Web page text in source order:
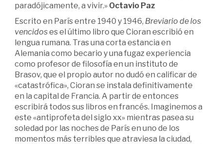
paradójicamente, a vivir.» Octavio Paz
Escrito en París entre 1940 y 1946, Breviario de los
vencidoses el último libro que Cioran escribió en
lengua rumana. Tras una corta estancia en
Alemania como becario y una fugaz experiencia
como profesor de filosofía en un instituto de
Brasov, que el propio autor no dudó en calificar de
«catastrófica», Cioran se instala definitivamente
en la capital de Francia. A partir de entonces
escribirá todos sus libros en francés. Imaginemos a
este «antiprofeta del siglo xx» mientras pasea su
soledad por las noches de París en uno de los
momentos más terribles que atraviesa la ciudad,